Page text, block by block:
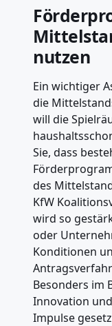
nutzen
Ein wichtiger
die
will die
Sie, dass
des
KfW
wird so
oder
Konditionen
Besonders im
Innovation
Impulse